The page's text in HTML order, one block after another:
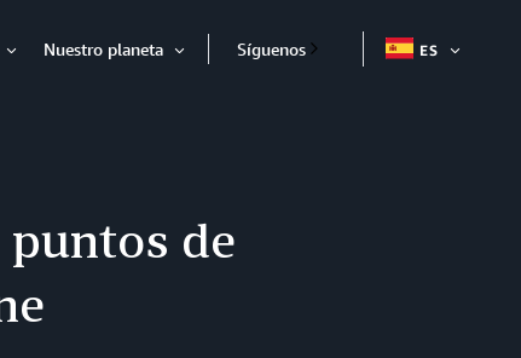
Nuestro planeta
Expandir
Síguenos ES
puntos de